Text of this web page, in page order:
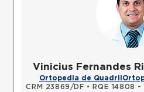
Vinicius Fernandes
Ortopedia de Quadril
CRM 23869/DF •
RQE 14808 -